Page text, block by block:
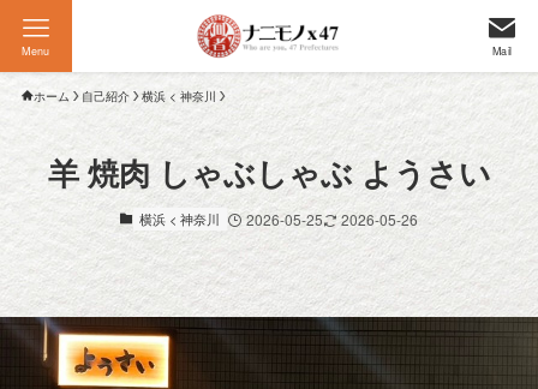
Mail
Menu
ホーム 自己紹介 横浜 < 神奈川
羊 焼肉 しゃぶしゃぶ ようさい
横浜 < 神奈川 2026-05-25 2026-05-26